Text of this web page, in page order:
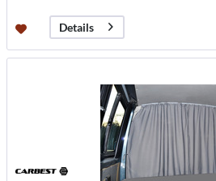
Details